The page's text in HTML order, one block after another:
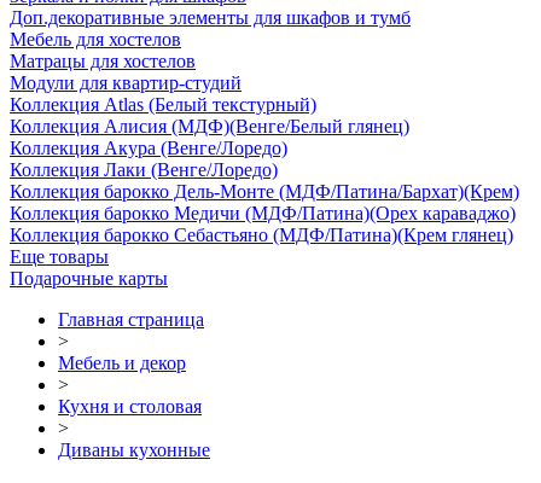
Доп.декоративные элементы для шкафов и тумб
Мебель для хостелов
Матрацы для хостелов
Модули для квартир-студий
Коллекция Atlas (Белый текстурный)
Коллекция Алисия (МДФ)(Венге/Белый глянец)
Коллекция Акура (Венге/Лоредо)
Коллекция Лаки (Венге/Лоредо)
Коллекция барокко Дель-Монте (МДФ/Патина/Бархат)(Крем)
Коллекция барокко Медичи (МДФ/Патина)(Орех караваджо)
Коллекция барокко Себастьяно (МДФ/Патина)(Крем глянец)
Еще товары
Подарочные карты
Главная страница
>
Мебель и декор
>
Кухня и столовая
>
Диваны кухонные